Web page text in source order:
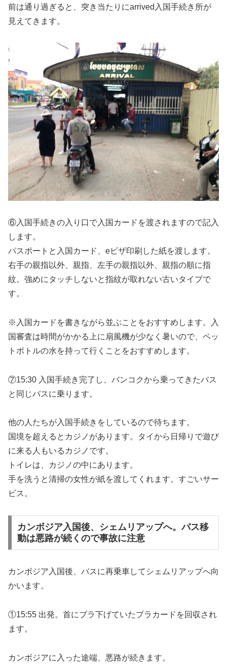
前は通り過ぎると、突き当たりにarrived入国手続き所が
見えてきます。
⑥入国手続きの入り口で入国カードを渡されますので記入
します。
パスポートと入国カード、eビザ印刷した紙を渡します。
右手の親指以外、親指、左手の親指以外、親指の順に指
紋。強めにタッチしないと指紋が取れない古いタイプで
す。
※入国カードを書きながら並ぶことをおすすめします。入
国審査は時間がかかる上に扇風機が少なく暑いので、ペッ
トボトルの水を持って行くことをおすすめします。
⑦15:30 入国手続き完了し、バンコクから乗ってきたバス
と同じバスに乗ります。
他の人たちが入国手続きをしているので待ちます。
国境を超えるとカジノがあります。タイから日帰りで遊び
に来る人もいるカジノです。
トイレは、カジノの中にあります。
手を洗うと清掃の女性が紙を渡してくれます。すごいサー
ビス。
カンボジア入国後、シェムリアップへ。バス移
動は悪路が続くので事故に注意
カンボジア入国後、バスに再乗車してシェムリアップへ向
かいます。
①15:55 出発。首にブラ下げていたプラカードを回収され
ます。
カンボジアに入った途端、悪路が続きます。